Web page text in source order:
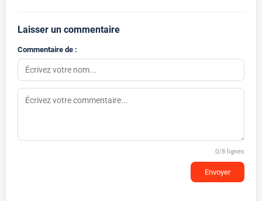
Laisser un commentaire
Commentaire de :
0/8 lignes
Envoyer